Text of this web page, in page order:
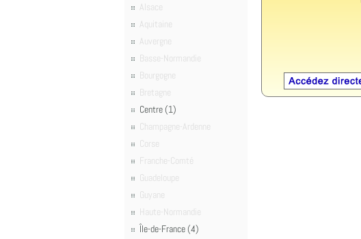
Alsace
Aquitaine
Auvergne
Basse-Normandie
Bourgogne
Bretagne
Centre (1)
Champagne-Ardenne
Corse
Franche-Comté
Guadeloupe
Guyane
Haute-Normandie
Île-de-France (4)